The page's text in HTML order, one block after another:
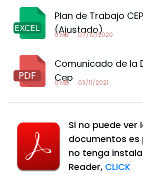
Plan de Trabajo
(Ajustado)
0 MB 07/10/2020
Comunicado de la
Cep
0 MB 03/11/2021
Si no puede ver
documentos es
no tenga
Reader, CLICK